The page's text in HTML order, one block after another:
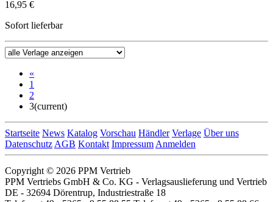
16,95 €
Sofort lieferbar
«
1
2
3(current)
Startseite News Katalog Vorschau Händler Verlage Über uns
Datenschutz AGB Kontakt Impressum Anmelden
Copyright © 2026 PPM Vertrieb
PPM Vertriebs GmbH & Co. KG - Verlagsauslieferung und Vertrieb
DE - 32694 Dörentrup, Industriestraße 18